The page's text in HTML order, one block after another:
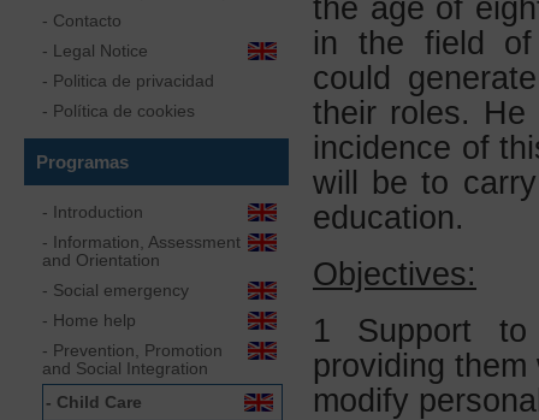
- Contacto
- Legal Notice
- Politica de privacidad
- Política de cookies
Programas
- Introduction
- Information, Assessment
and Orientation
- Social emergency
- Home help
- Prevention, Promotion
and Social Integration
- Child Care
the age of
in the field of
could
their roles. He
incidence of
will be to
education.
Objectives:
1 Support to
providing
modify